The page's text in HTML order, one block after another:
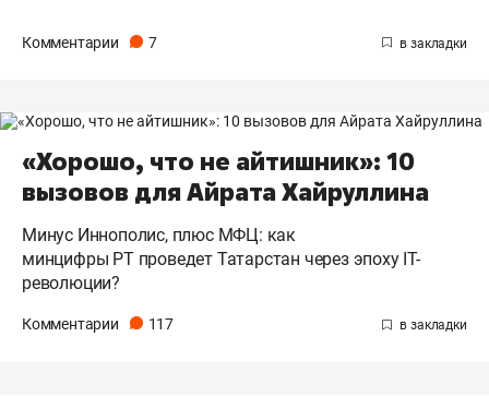
Комментарии 7
«Хорошо, что не айтишник»: 10
вызовов для Айрата Хайруллина
Минус Иннополис, плюс МФЦ: как
минцифры РТ проведет Татарстан через эпоху IT-
революции?
Комментарии 117